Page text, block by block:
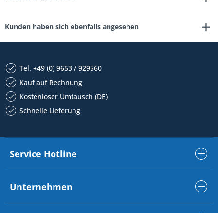
Kunden haben sich ebenfalls angesehen
Tel. +49 (0) 9653 / 929560
Kauf auf Rechnung
Kostenloser Umtausch (DE)
Schnelle Lieferung
Service Hotline
Unternehmen